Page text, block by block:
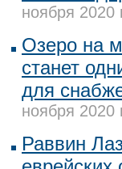
ноября 2020
Озеро на
станет
для
ноября 2020
Раввин